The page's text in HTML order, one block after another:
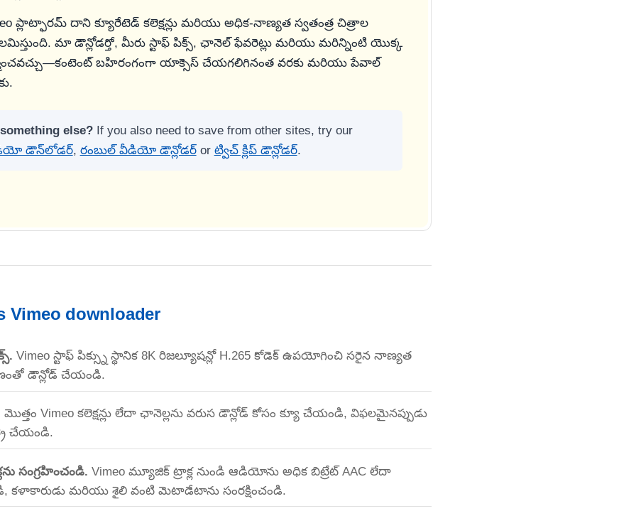
ప్లాట్ఫారమ్ దాని క్యూరేటెడ్ కలెక్షన్లు మరియు అధిక-నాణ్యత స్వతంత్ర చిత్రాల
మా డౌన్లోడర్తో, మీరు స్టాఫ్ పిక్స్, ఛానెల్ ఫేవరెట్లు మరియు మరిన్నింటి యొక్క
బహిరంగంగా యాక్సెస్ చేయగలిగినంత వరకు మరియు పేవాల్
else?If you also need to save from other sites, try our
డౌన్‌లోడర్, రంబుల్ వీడియో డౌన్లోడర్or ట్విచ్ క్లిప్ డౌన్లోడర్.
Vimeo downloader
Vimeo స్టాఫ్ పిక్స్ను స్థానిక 8K రిజల్యూషన్లో H.265 కోడెక్ ఉపయోగించి సరైన నాణ్యత
డౌన్లోడ్ చేయండి.
మొత్తం Vimeo కలెక్షన్లు లేదా ఛానెల్లను వరుస డౌన్లోడ్ కోసం క్యూ చేయండి, విఫలమైనప్పుడు
చేయండి.
సంగ్రహించండి. Vimeo మ్యూజిక్ ట్రాక్ల నుండి ఆడియోను అధిక బిట్రేట్ AAC లేదా
కళాకారుడు మరియు శైలి వంటి మెటాడేటాను సంరక్షించండి.